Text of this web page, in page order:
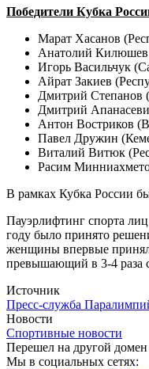
Победители Кубка
Марат Хасанов
Анатолий Килюшев
Игорь Васильчук
Айрат Закиев
Дмитрий Степанов
Дмитрий
Антон Востриков
Павел Дружин
Виталий Витюк
Расим
В рамках Кубка России
Пауэрлифтинг спорта
году было принято
женщины впервые
превышающий в 3-4 раза
Источник
Пресс-служба
Новости
Спортивные новости
Перешел на другой домен
Мы в социальных сетях: